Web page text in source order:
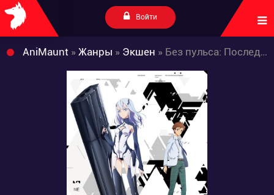
Войти
AniMaunt » Жанры » Экшен » Без пульса: Последняя стадия